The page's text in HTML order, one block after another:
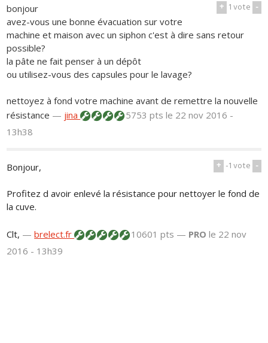
+ 1vote -
bonjour
avez-vous une bonne évacuation sur votre
machine et maison avec un siphon c'est à dire sans retour
possible?
la pâte ne fait penser à un dépôt
ou utilisez-vous des capsules pour le lavage?
nettoyez à fond votre machine avant de remettre la nouvelle
résistance — jina 5753 ptsle 22 nov 2016 -
13h38
+ -1vote -
Bonjour,
Profitez d avoir enlevé la résistance pour nettoyer le fond de
la cuve.
Clt, —brelect.fr 10601 pts — PRO le 22 nov
2016 - 13h39